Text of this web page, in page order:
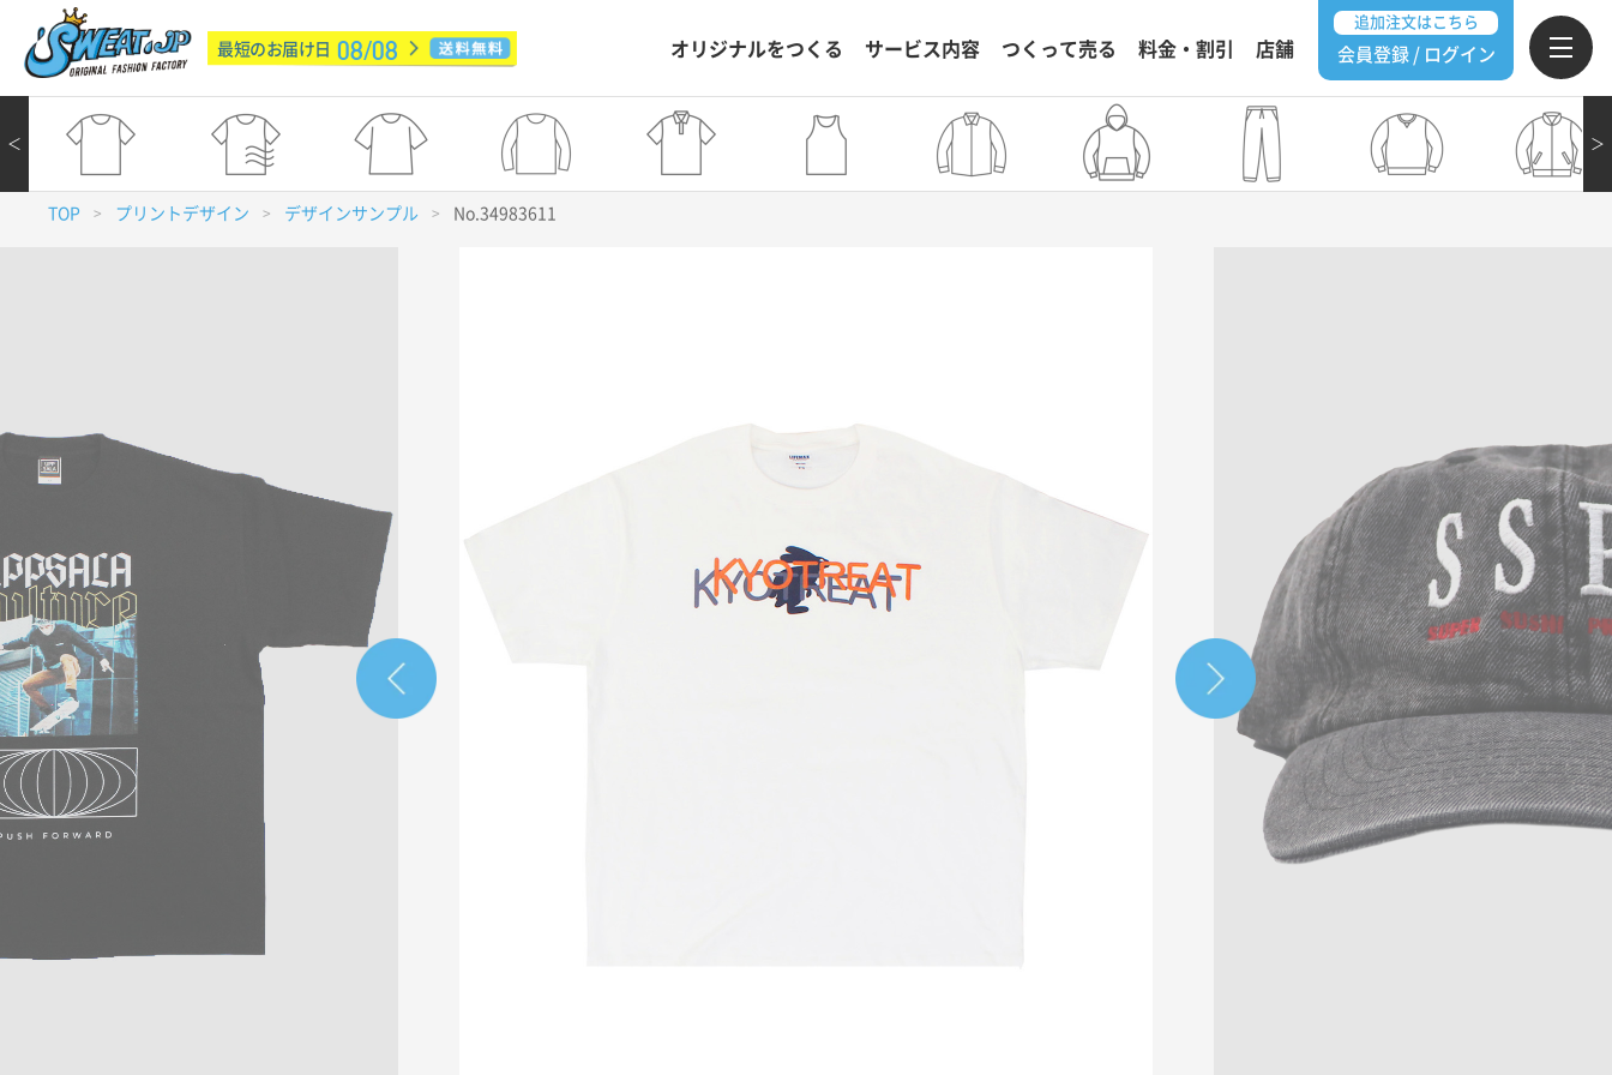
最短のお届け日 08/08 オリジナルをつくる サービス内容 つくって売る 料金・割引 店舗
追加注文はこちら
会員登録 / ログイン
＞
＜
TOP > プリントデザイン > デザインサンプル > No.34983611